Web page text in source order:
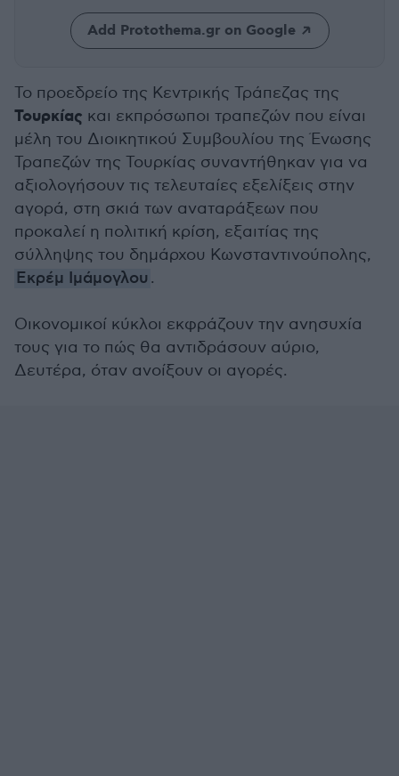
Add Protothema.gr on Google
Το προεδρείο της Κεντρικής Τράπεζας της
Τουρκίας και εκπρόσωποι τραπεζών που είναι
μέλη του Διοικητικού Συμβουλίου της Ένωσης
Τραπεζών της Τουρκίας συναντήθηκαν για να
αξιολογήσουν τις τελευταίες εξελίξεις στην
αγορά, στη σκιά των αναταράξεων που
προκαλεί η πολιτική κρίση, εξαιτίας της
σύλληψης του δημάρχου Κωνσταντινούπολης,
Εκρέμ Ιμάμογλου .
Οικονομικοί κύκλοι εκφράζουν την ανησυχία
τους για το πώς θα αντιδράσουν αύριο,
Δευτέρα, όταν ανοίξουν οι αγορές.